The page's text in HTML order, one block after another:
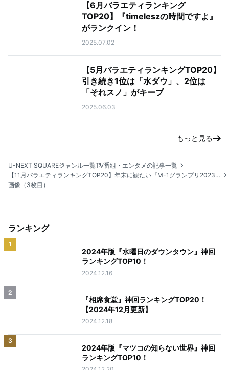
【6月バラエティランキング
TOP20】『timeleszの時間ですよ』
がランクイン！
2025.07.02
【5月バラエティランキングTOP20】
引き続き1位は「水ダウ」、2位は
「それスノ」がキープ
2025.06.03
もっと見る
U-NEXT SQUAREジャンル一覧TV番組・エンタメの記事一覧
【11月バラエティランキングTOP20】年末に観たい『M-1グランプリ2023』『キングオブコント2024（お笑いの日2024）』などお笑い番組が多数ランクイン！
画像（3枚目）
ランキング
1
2024年版『水曜日のダウンタウン』神回
ランキングTOP10！
2024.12.16
2
『相席食堂』神回ランキングTOP20！
【2024年12月更新】
2024.12.18
3
2024年版『マツコの知らない世界』神回
ランキングTOP10！